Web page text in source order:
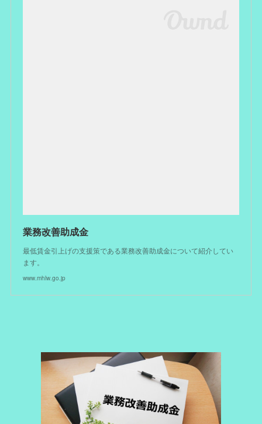
業務改善助成金
最低賃金引上げの支援策である業務改善助成金について紹介してい
ます。
www.mhlw.go.jp